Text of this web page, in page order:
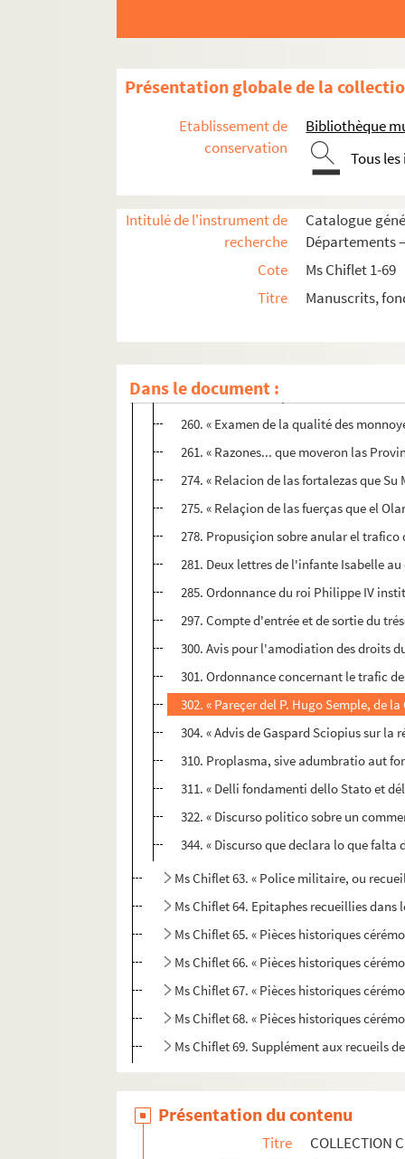
Présentation globale de la
Etablissement de
conservation
Bibliothèque
Tous
Intitulé de l'instrument de
recherche
Catalogue
Départements
Cote
Ms Chiflet 1-69
Titre
Manuscrits,
Dans le document :
152. « Tasa general y aranzel de... las
169. « Relacion sacada del officio de
170. « Apuntamientos... para las ferias
180. « Memorial de Francisco Martinez
184. Mémoire sur le recouvrement des
209. Mémoire sur le même sujet, par
221. Proposition faite au roi
225. « Expédient pour réduire les
229. « Avisos de ymportancia a cerca de
237. « Memorial... por la... ciudad de
260. « Examen de la qualité des
261. « Razones... que moveron las
274. « Relacion de las fortalezas que
275. « Relaçion de las fuerças que el
278. Propusiçion sobre anular el
281. Deux lettres de l'infante Isabelle
285. Ordonnance du roi Philippe IV
297. Compte d'entrée et de sortie du
300. Avis pour l'amodiation des droits
301. Ordonnance concernant le trafic
302. « Pareçer del P. Hugo Semple, de
304. « Advis de Gaspard Sciopius sur
310. Proplasma, sive adumbratio aut
311. « Delli fondamenti dello Stato et
322. « Discurso politico sobre un
344. « Discurso que declara lo que
Ms Chiflet 63. « Police militaire, ou
Ms Chiflet 64. Epitaphes recueillies dans
Ms Chiflet 65. « Pièces historiques
Ms Chiflet 66. « Pièces historiques
Ms Chiflet 67. « Pièces historiques
Ms Chiflet 68. « Pièces historiques
Ms Chiflet 69. Supplément aux recueils
Présentation du contenu
Titre
COLLECTION